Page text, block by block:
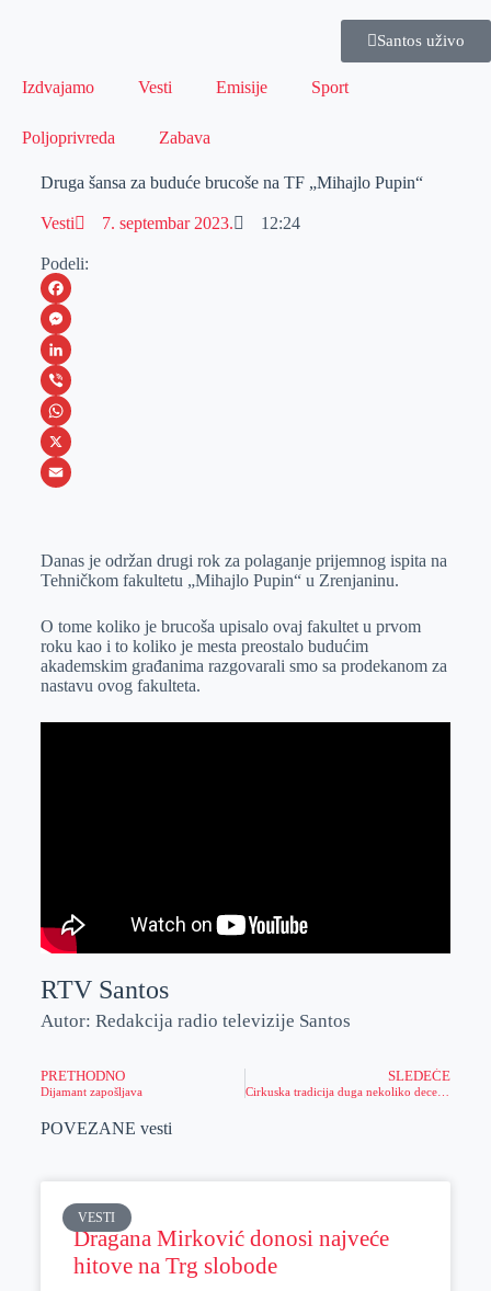
Santos uživo
Izdvajamo Vesti Emisije Sport
Poljoprivreda Zabava
Druga šansa za buduće brucoše na TF „Mihajlo Pupin“
Vesti 7. septembar 2023. 12:24
Podeli:
F
a
c
e
b
o
M
e
s
s
e
e
L
i
n
k
I
V
i
b
W
h
s
p
p
X
a
l
Danas je održan drugi rok za polaganje prijemnog ispita na
Tehničkom fakultetu „Mihajlo Pupin“ u Zrenjaninu.
O tome koliko je brucoša upisalo ovaj fakultet u prvom
roku kao i to koliko je mesta preostalo budućim
akademskim građanima razgovarali smo sa prodekanom za
nastavu ovog fakulteta.
RTV Santos
Autor: Redakcija radio televizije Santos
PRETHODNO
Dijamant zapošljava
SLEDEĆE
POVEZANE vesti
VESTI
Dragana Mirković donosi najveće
hitove na Trg slobode